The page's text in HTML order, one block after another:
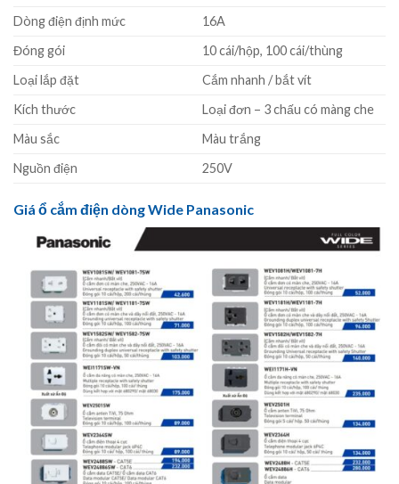
Dòng điện định mức
16A
Đóng gói
10 cái/hộp, 100 cái/thùng
Loại lắp đặt
Cắm nhanh / bắt vít
Kích thước
Loại đơn – 3 chấu có màng che
Màu sắc
Màu trắng
Nguồn điện
250V
Giá ổ cắm điện dòng Wide Panasonic